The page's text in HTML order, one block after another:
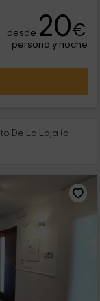
desde 20€
persona y noche
De La Laja (a